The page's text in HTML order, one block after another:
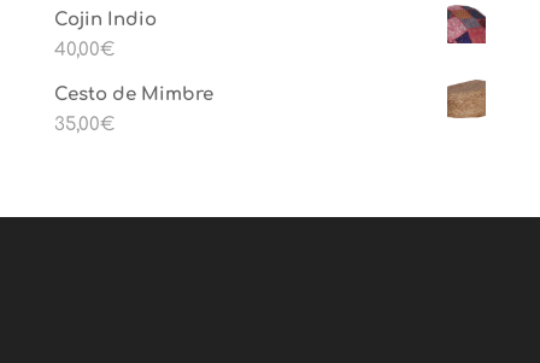
Cojin Indio
40,00€
Cesto de Mimbre
35,00€